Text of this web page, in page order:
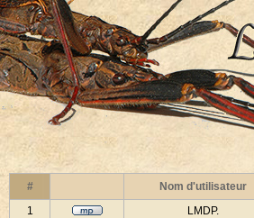
# Nom d'utilisateur
1
LMDP.